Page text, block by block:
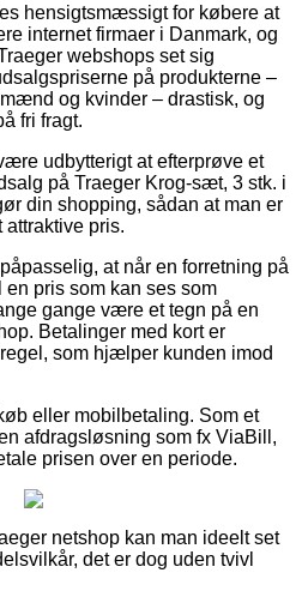
hensigtsmæssigt for købere at
internet firmaer i Danmark, og
webshops set sig
på produkterne –
og kvinder – drastisk, og
fri fragt.
udbytterigt at efterprøve et
på Traeger Krog-sæt, 3 stk. i
din shopping, sådan at man er
attraktive pris.
at når en forretning på
en pris som kan ses som
gange være et tegn på en
Betalinger med kort er
som hjælper kunden imod
eller mobilbetaling. Som et
afdragsløsning som fx ViaBill,
prisen over en periode.
netshop kan man ideelt set
det er dog uden tvivl